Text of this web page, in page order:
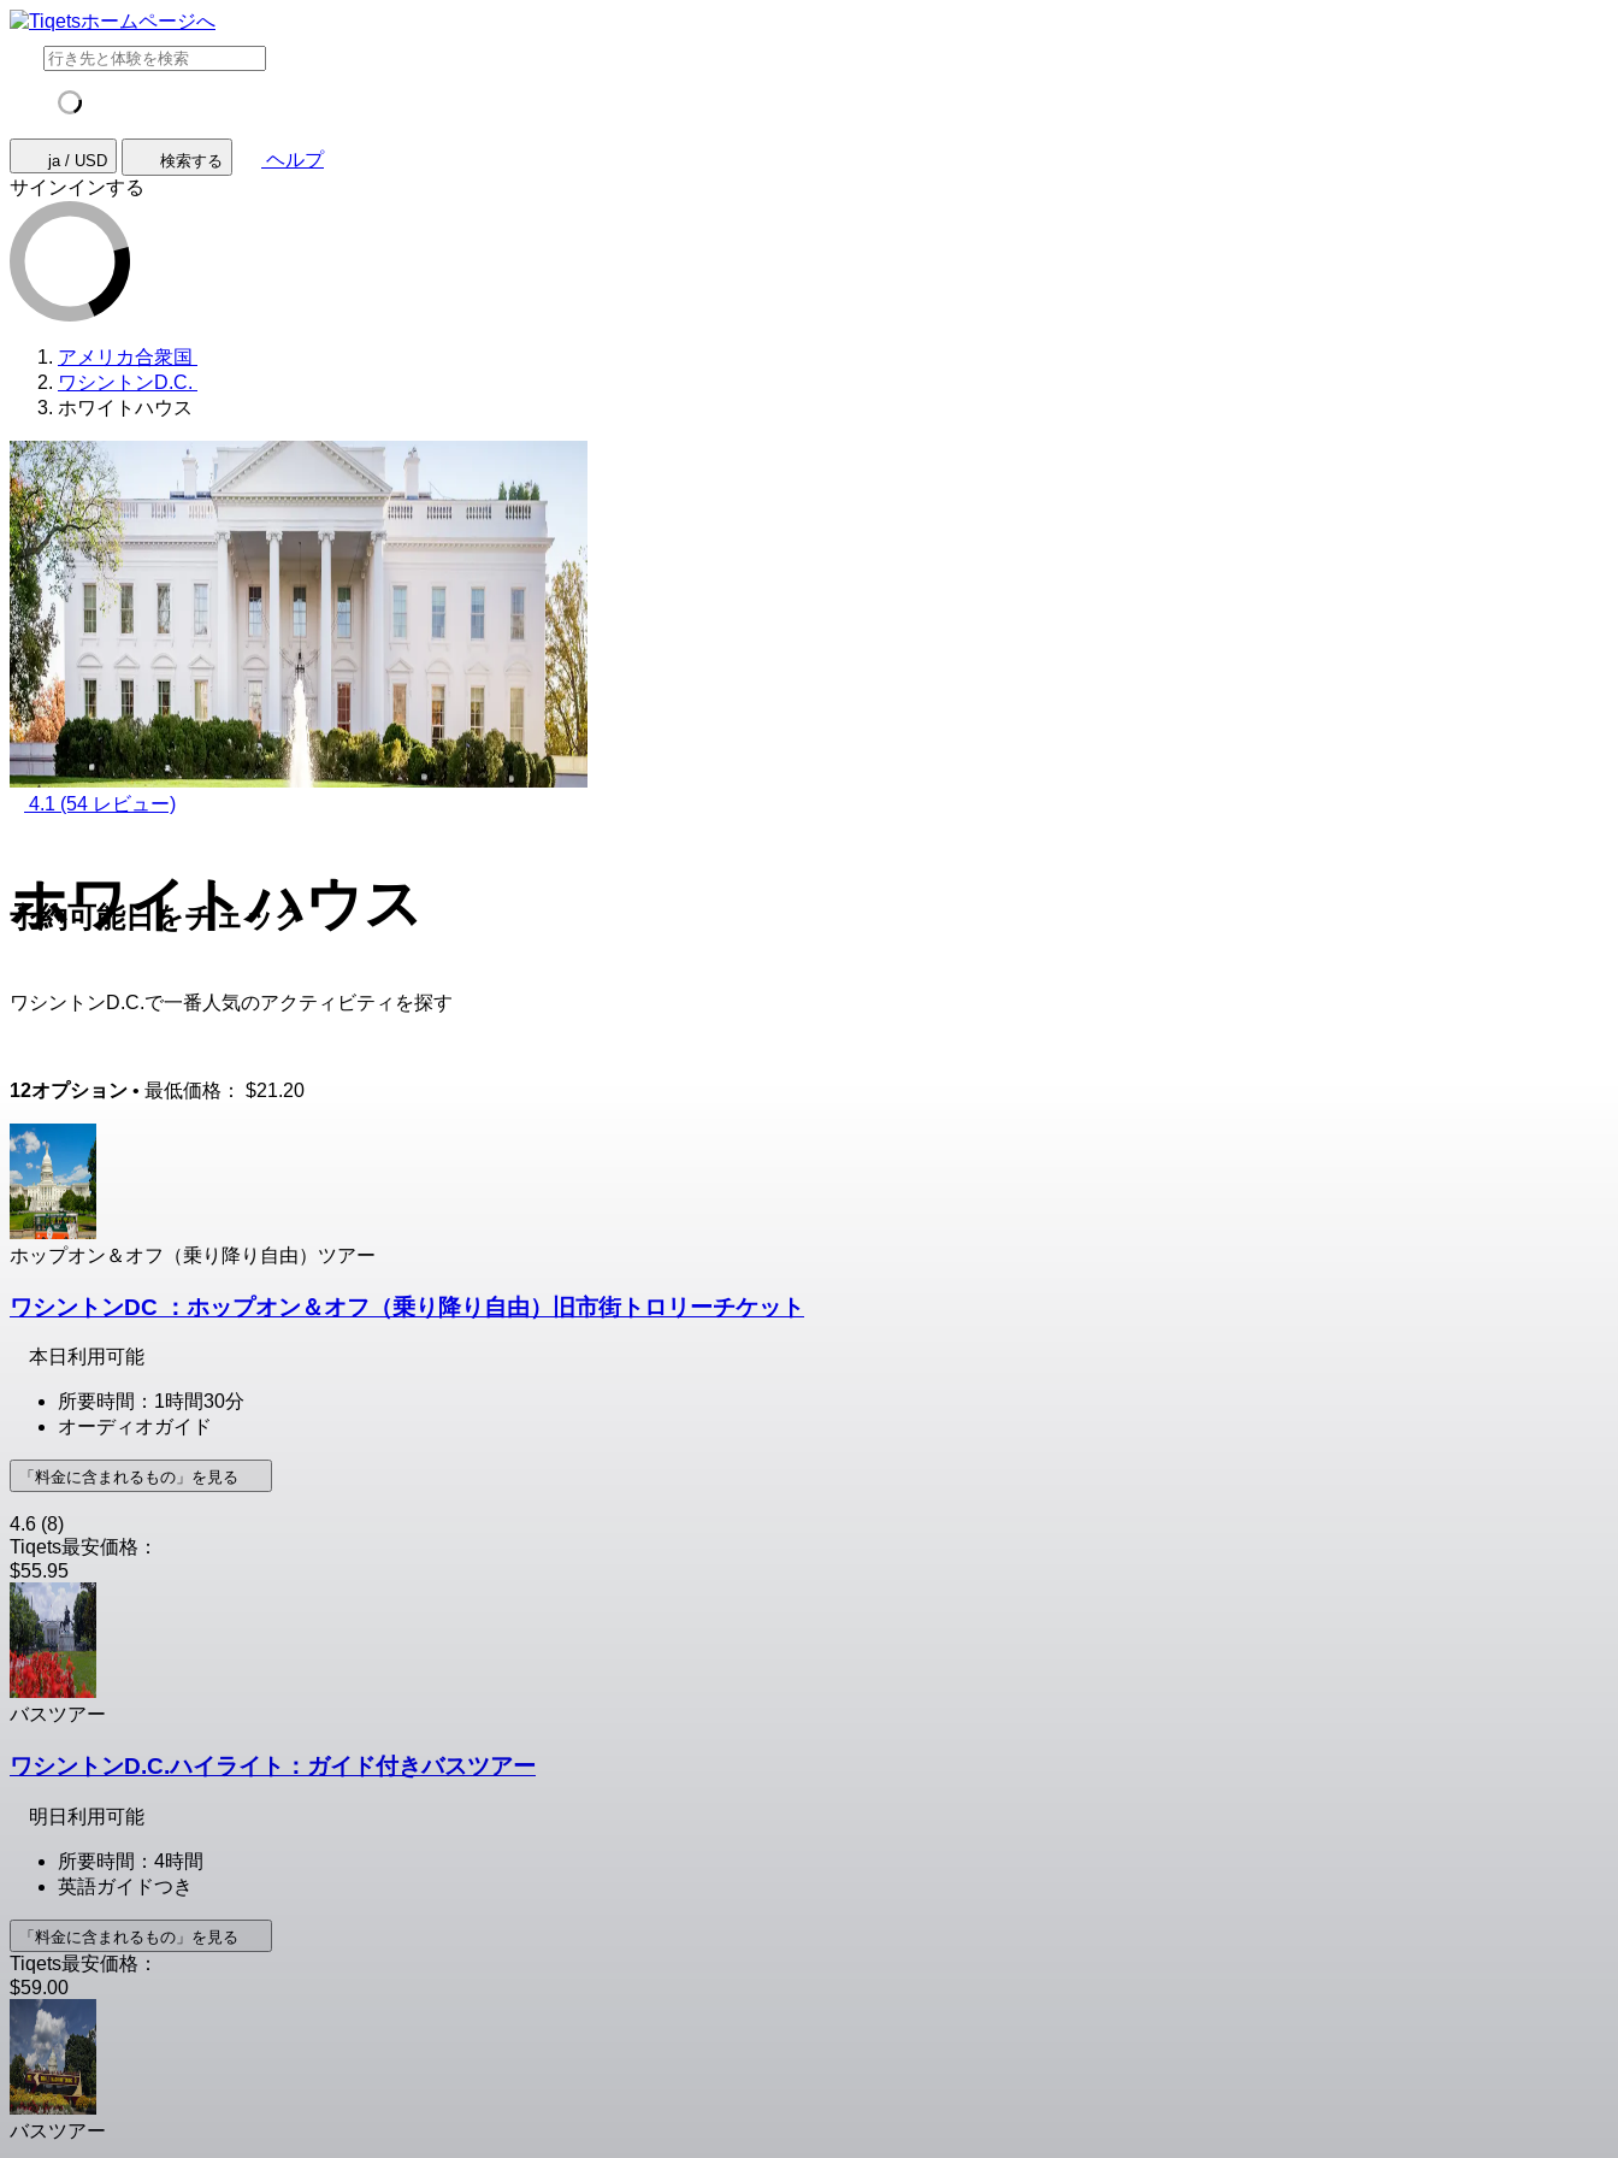
ja / USD 検索する
ヘルプ
サインインする
アメリカ合衆国
ワシントンD.C.
ホワイトハウス
4.1 (54 レビュー)
ホワイトハウス
ワシントンD.C.で一番人気のアクティビティを探す
予約可能日をチェック
12オプション • 最低価格： $21.20
ホップオン＆オフ（乗り降り自由）ツアー
ワシントンDC ：ホップオン＆オフ（乗り降り自由）旧市街トロリーチケット
本日利用可能
所要時間：1時間30分
オーディオガイド
「料金に含まれるもの」を見る
4.6 (8)
Tiqets最安価格：
$55.95
バスツアー
ワシントンD.C.ハイライト：ガイド付きバスツアー
明日利用可能
所要時間：4時間
英語ガイドつき
「料金に含まれるもの」を見る
Tiqets最安価格：
$59.00
バスツアー